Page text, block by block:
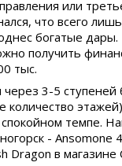
или
что всего
богатые дары.
получить
тыс.
3-5 ступеней
количество
темпе.
- Ansomone
Dragon в